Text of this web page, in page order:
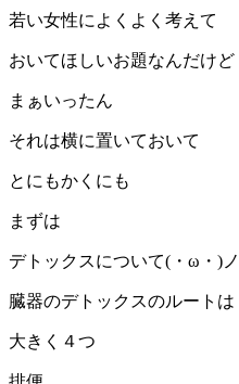
若い女性によくよく考えて
おいてほしいお題なんだけど
まぁいったん
それは横に置いておいて
とにもかくにも
まずは
デトックスについて(・ω・)ノ
臓器のデトックスのルートは
大きく４つ